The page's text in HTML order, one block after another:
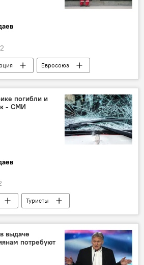
Евросоюз
Европейцы
жилья
погибли и
- СМИ
Туристы
Гибель
Азербайджан
выдаче
потребуют